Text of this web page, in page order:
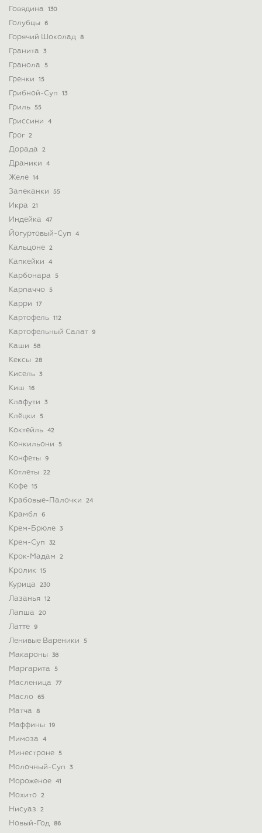
Говядина 130
Голубцы 6
Горячий Шоколад 8
Гранита 3
Гранола 5
Гренки 15
Грибной-Суп 13
Гриль 55
Гриссини 4
Грог 2
Дорада 2
Драники 4
Желе 14
Запеканки 55
Икра 21
Индейка 47
Йогуртовый-Суп 4
Кальцоне 2
Капкейки 4
Карбонара 5
Карпаччо 5
Карри 17
Картофель 112
Картофельный Салат 9
Каши 58
Кексы 28
Кисель 3
Киш 16
Клафути 3
Клёцки 5
Коктейль 42
Конкильони 5
Конфеты 9
Котлеты 22
Кофе 15
Крабовые-Палочки 24
Крамбл 6
Крем-Брюле 3
Крем-Суп 32
Крок-Мадам 2
Кролик 15
Курица 230
Лазанья 12
Лапша 20
Латте 9
Ленивые Вареники 5
Макароны 38
Маргарита 5
Масленица 77
Масло 65
Матча 8
Маффины 19
Мимоза 4
Минестроне 5
Молочный-Суп 3
Мороженое 41
Мохито 2
Нисуаз 2
Новый-Год 86